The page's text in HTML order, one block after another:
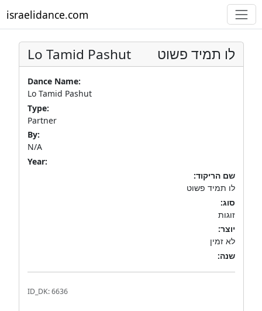
israelidance.com
Lo Tamid Pashut לו תמיד פשוט
Dance Name:
Lo Tamid Pashut
Type:
Partner
By:
N/A
Year:
שם הריקוד:
לו תמיד פשוט
סוג:
זוגות
יוצר:
לא זמין
שנה:
ID_DK: 6636